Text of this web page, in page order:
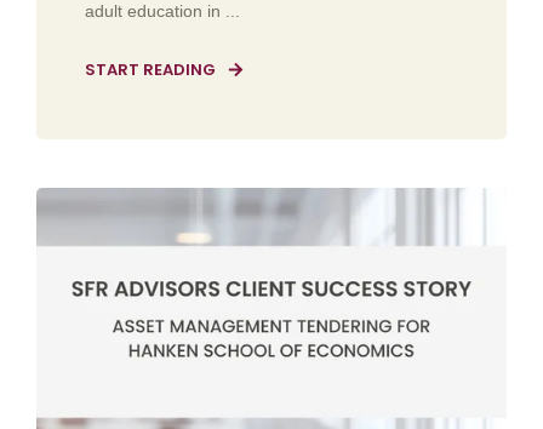
adult education in ...
START READING